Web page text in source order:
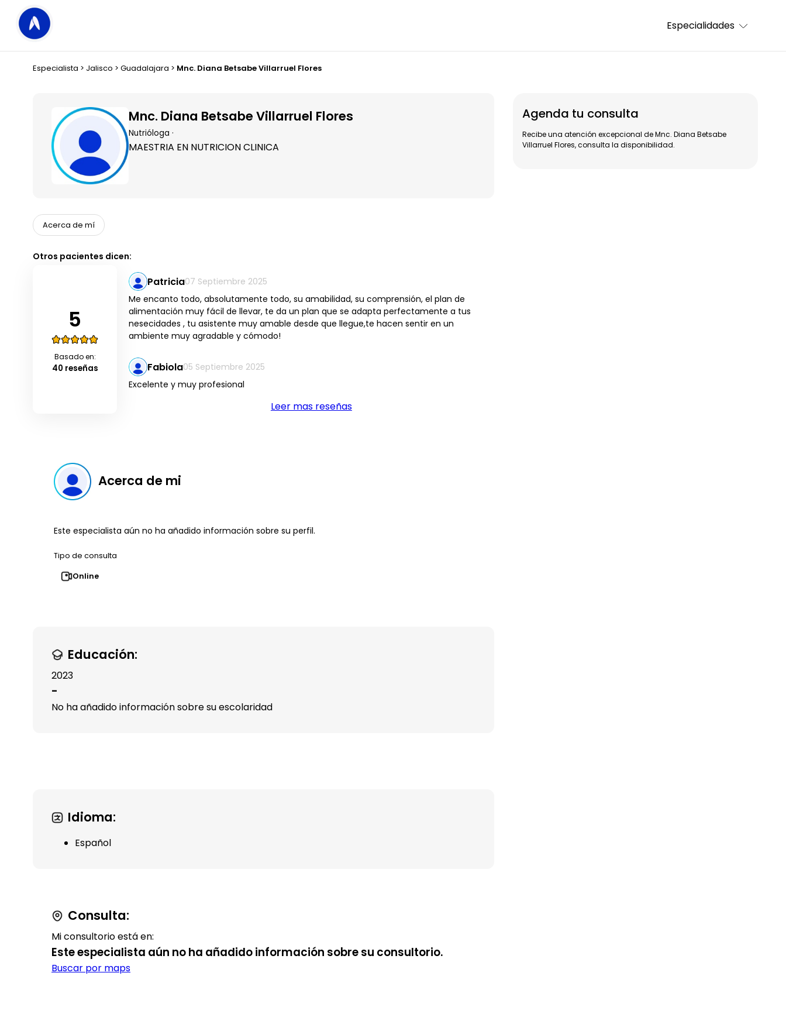
Especialidades
Especialista > Jalisco > Guadalajara > Mnc. Diana Betsabe Villarruel Flores
Mnc. Diana Betsabe Villarruel Flores
Nutrióloga ·
MAESTRIA EN NUTRICION CLINICA
Agenda tu consulta
Recibe una atención excepcional de Mnc. Diana Betsabe
Villarruel Flores, consulta la disponibilidad.
Acerca de mí
Otros pacientes dicen:
5
Basado en:
40 reseñas
Patricia07 Septiembre 2025
Me encanto todo, absolutamente todo, su amabilidad, su comprensión, el plan de
alimentación muy fácil de llevar, te da un plan que se adapta perfectamente a tus
nesecidades , tu asistente muy amable desde que llegue,te hacen sentir en un
ambiente muy agradable y cómodo!
Fabiola05 Septiembre 2025
Excelente y muy profesional
Leer mas reseñas
Acerca de mi
Este especialista aún no ha añadido información sobre su perfil.
Tipo de consulta
Online
Educación:
2023
-
No ha añadido información sobre su escolaridad
Idioma:
Español
Consulta:
Mi consultorio está en:
Este especialista aún no ha añadido información sobre su consultorio.
Buscar por maps